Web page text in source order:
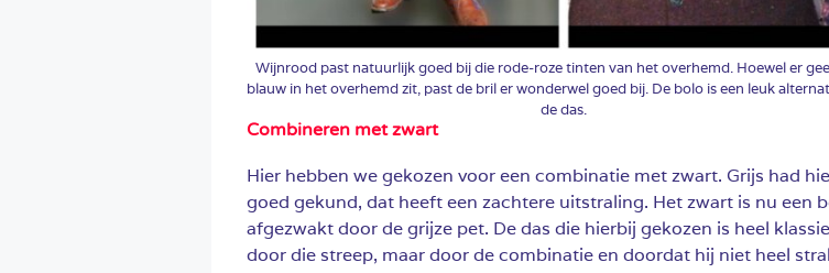
Wijnrood past natuurlijk goed bij die rode-roze tinten van het overhemd. Hoewel er
blauw in het overhemd zit, past de bril er wonderwel goed bij. De bolo is een leuk
de das.
Combineren met zwart
Hier hebben we gekozen voor een combinatie met zwart. Grijs had
goed gekund, dat heeft een zachtere uitstraling. Het zwart is nu een
afgezwakt door de grijze pet. De das die hierbij gekozen is heel
door die streep, maar door de combinatie en doordat hij niet heel